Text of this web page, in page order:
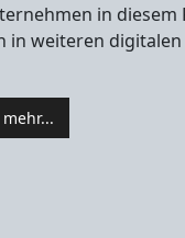
in diesem
in weiteren